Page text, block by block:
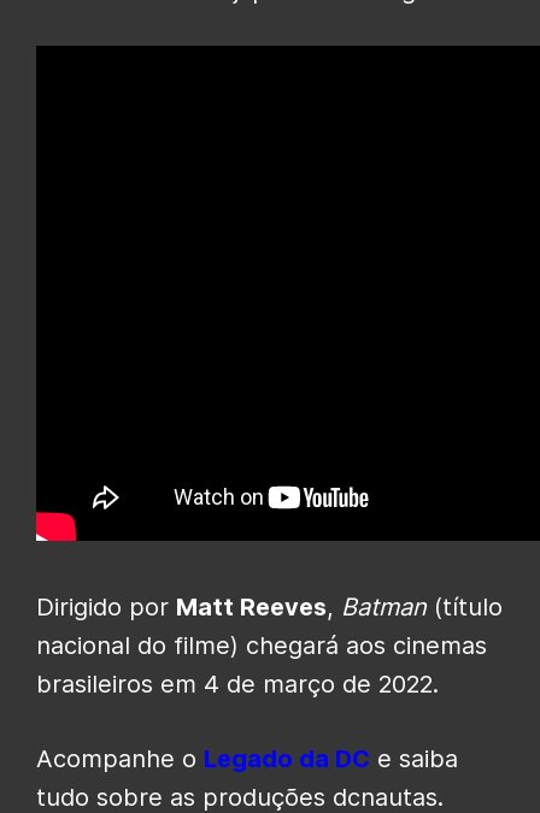
Dirigido por Matt Reeves, Batman (título
nacional do filme) chegará aos cinemas
brasileiros em 4 de março de 2022.
Acompanhe o Legado da DC e saiba
tudo sobre as produções dcnautas.